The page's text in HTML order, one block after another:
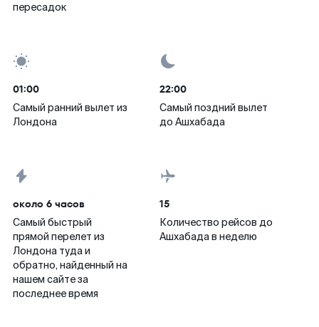
пересадок
01:00
Самый ранний вылет из
Лондона
22:00
Самый поздний вылет
до Ашхабада
около 6 часов
Самый быстрый
прямой перелет из
Лондона туда и
обратно, найденный на
нашем сайте за
последнее время
15
Количество рейсов до
Ашхабада в неделю